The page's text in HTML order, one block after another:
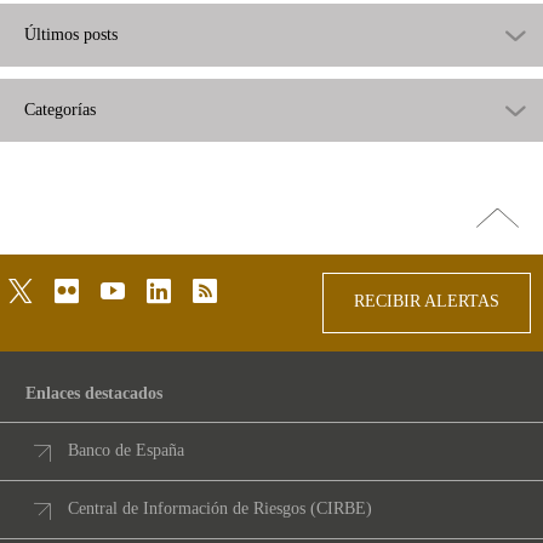
Últimos posts
Categorías
arriba
twitterflickr youtubelinkedinrss
RECIBIR ALERTAS
Enlaces destacados
Banco de España
Central de Información de Riesgos (CIRBE)